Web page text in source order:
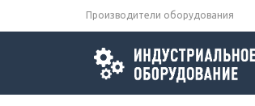
Производители оборудования